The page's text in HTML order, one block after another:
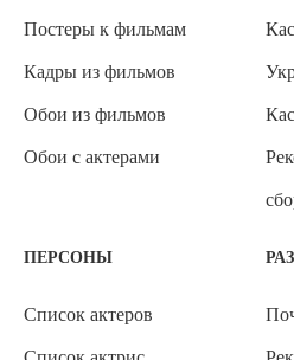
Постеры к фильмам
Кадры из фильмов
Обои из фильмов
Обои с актерами
ПЕРСОНЫ
Список актеров